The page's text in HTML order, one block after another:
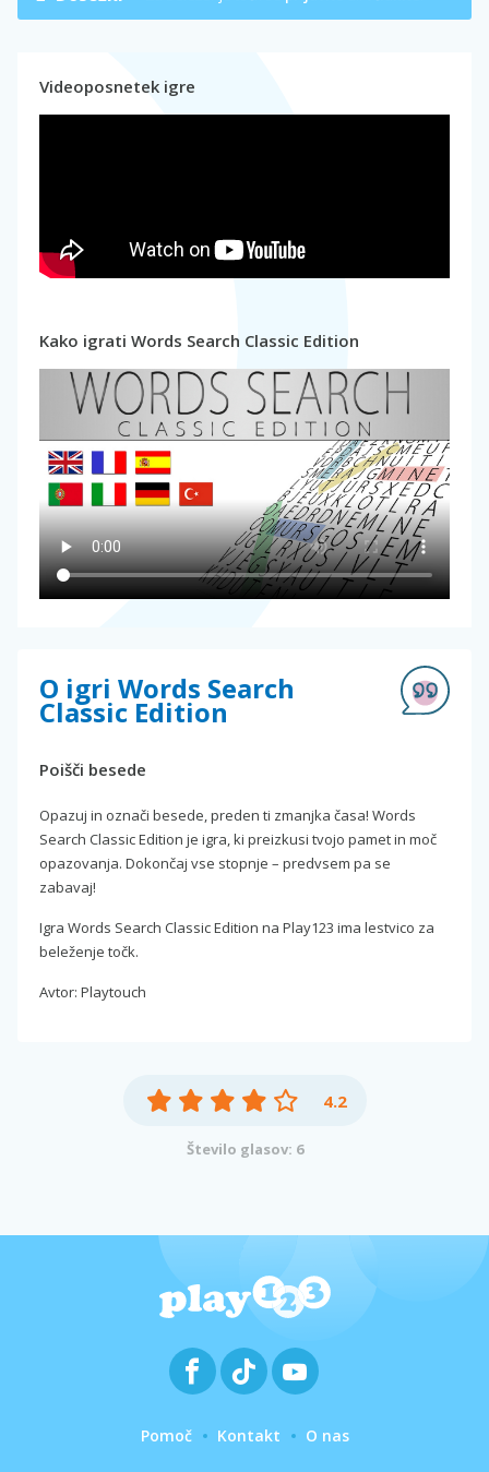
Videoposnetek igre
Kako igrati Words Search Classic Edition
O igri Words Search
Classic Edition
Poišči besede
Opazuj in označi besede, preden ti zmanjka časa! Words
Search Classic Edition je igra, ki preizkusi tvojo pamet in moč
opazovanja. Dokončaj vse stopnje – predvsem pa se
zabavaj!
Igra Words Search Classic Edition na Play123 ima lestvico za
beleženje točk.
Avtor: Playtouch
4.2
Število glasov: 6
Pomoč Kontakt O nas